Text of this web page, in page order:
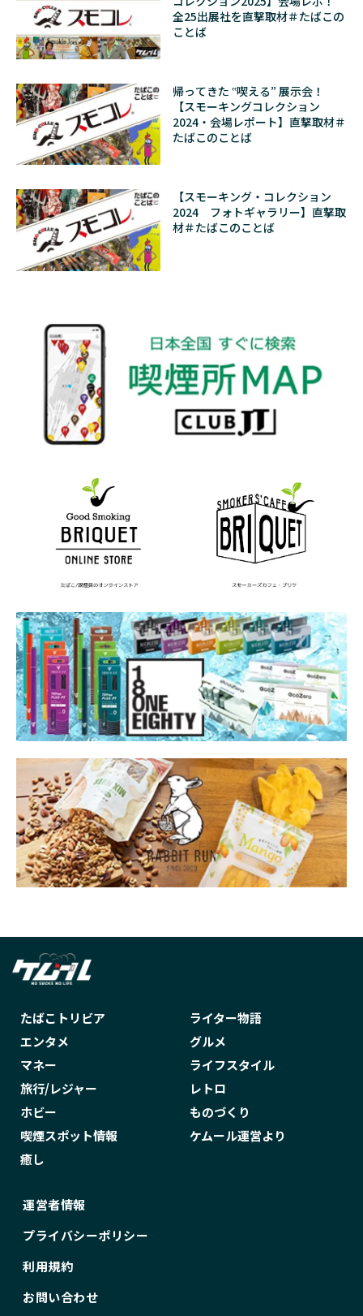
全25出展社を直撃取材＃たばこの
ことば
帰ってきた ‟喫える” 展示会！
【スモーキングコレクション
2024・会場レポート】直撃取材＃
たばこのことば
【スモーキング・コレクション
2024 フォトギャラリー】直撃取
材＃たばこのことば
たばこトリビア
ライター物語
エンタメ
グルメ
マネー
ライフスタイル
旅行/レジャー
レトロ
ホビー
ものづくり
喫煙スポット情報
ケムール運営より
癒し
運営者情報
プライバシーポリシー
利用規約
お問い合わせ